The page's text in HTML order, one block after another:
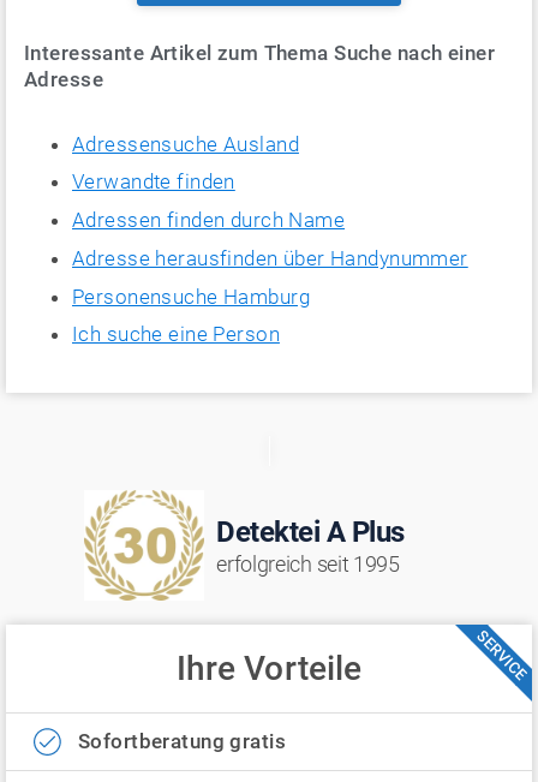
Interessante Artikel zum Thema Suche nach einer
Adresse
Adressensuche Ausland
Verwandte finden
Adressen finden durch Name
Adresse herausfinden über Handynummer
Personensuche Hamburg
Ich suche eine Person
Detektei A Plus
erfolgreich seit 1995
SERVICE
Ihre Vorteile
Sofortberatung gratis